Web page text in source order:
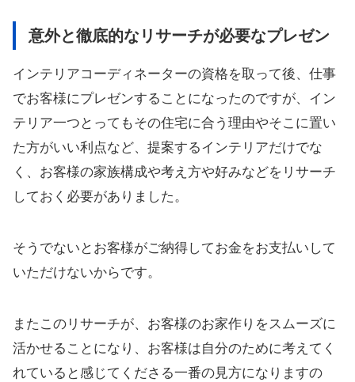
意外と徹底的なリサーチが必要なプレゼン
インテリアコーディネーターの資格を取って後、仕事
でお客様にプレゼンすることになったのですが、イン
テリア一つとってもその住宅に合う理由やそこに置い
た方がいい利点など、提案するインテリアだけでな
く、お客様の家族構成や考え方や好みなどをリサーチ
しておく必要がありました。
そうでないとお客様がご納得してお金をお支払いして
いただけないからです。
またこのリサーチが、お客様のお家作りをスムーズに
活かせることになり、お客様は自分のために考えてく
れていると感じてくださる一番の見方になりますの